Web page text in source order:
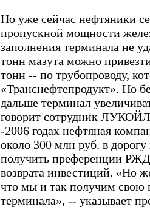
Но уже сейчас нефтяники
пропускной мощности
заполнения терминала не
тонн мазута можно
тонн -- по трубопроводу,
«Транснефтепродукт». Но
дальше терминал
говорит сотрудник
-2006 годах нефтяная
около 300 млн руб. в
получить преференции
возврата инвестиций. «Но
что мы и так получим свою
терминала», -- указывает